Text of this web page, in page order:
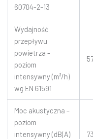
60704-2-13
Wydajność
przepływu
powietrza –
poziom
intensywny (m³/h)
wg EN 61591
Moc akustyczna –
poziom
intensywny (dB(A)